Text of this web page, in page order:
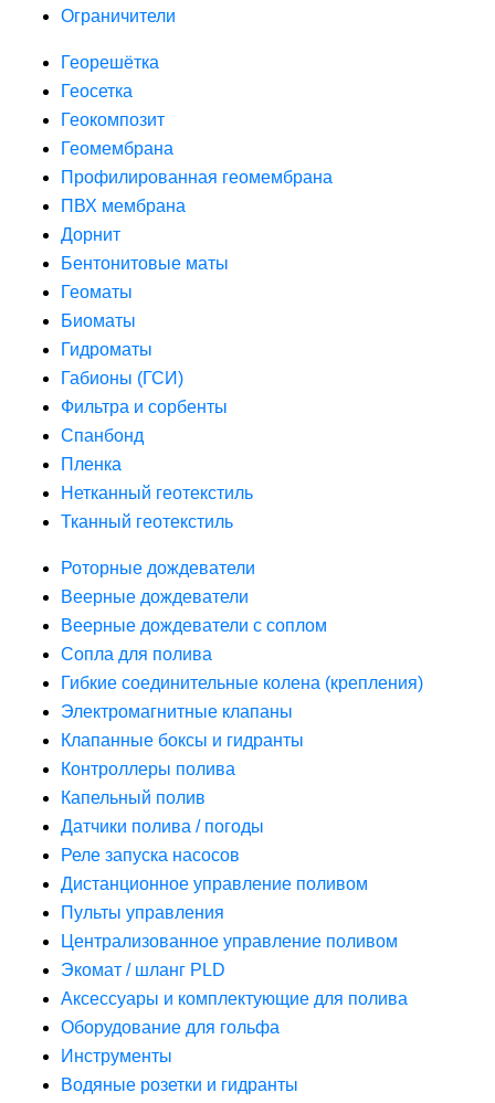
Ограничители
Георешётка
Геосетка
Геокомпозит
Геомембрана
Профилированная геомембрана
ПВХ мембрана
Дорнит
Бентонитовые маты
Геоматы
Биоматы
Гидроматы
Габионы (ГСИ)
Фильтра и сорбенты
Спанбонд
Пленка
Нетканный геотекстиль
Тканный геотекстиль
Роторные дождеватели
Веерные дождеватели
Веерные дождеватели с соплом
Сопла для полива
Гибкие соединительные колена (крепления)
Электромагнитные клапаны
Клапанные боксы и гидранты
Контроллеры полива
Капельный полив
Датчики полива / погоды
Реле запуска насосов
Дистанционное управление поливом
Пульты управления
Централизованное управление поливом
Экомат / шланг PLD
Аксессуары и комплектующие для полива
Оборудование для гольфа
Инструменты
Водяные розетки и гидранты